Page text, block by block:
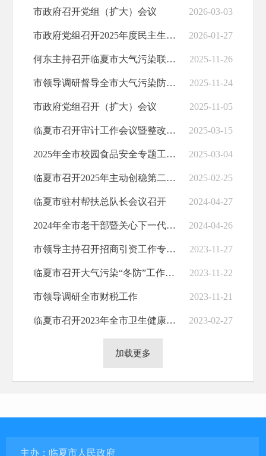
基层政务公开
回应关切
政府预算决算
放管服改革
应急预案
公共企事业信息公开
基层政务公开标准化规范化
市政府召开党组（扩大）会议 2026-03-03
市政府党组召开2025年度民主生活会 2026-01-27
何东主持召开临夏市大气污染联防联控工作调度会议 2025-11-26
市领导调研督导全市大气污染防治工作 2025-11-24
市政府党组召开（扩大）会议 2025-11-05
临夏市召开审计工作会议暨整改工作交办会议 2025-03-15
2025年全市校园食品安全专题工作会议召开 2025-03-04
临夏市召开2025年主动创稳第二次调度会议 2025-02-25
临夏市驻村帮扶总队长会议召开 2024-04-27
2024年全市老干部暨关心下一代工作会议召开 2024-04-26
市领导主持召开招商引资工作专题会议 2023-11-27
临夏市召开大气污染“冬防”工作推进会 2023-11-22
市领导调研全市财税工作 2023-11-21
临夏市召开2023年全市卫生健康工作会议 2023-02-27
加载更多
主办：临夏市人民政府